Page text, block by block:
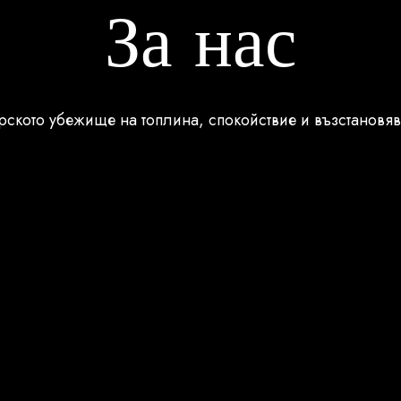
За нас
убежище на топлина, спокойствие и